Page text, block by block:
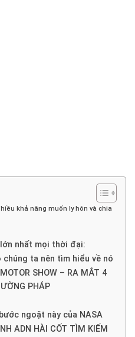
khả năng muốn ly hôn và chia
nhất mọi thời đại:
chúng ta nên tìm hiểu về nó
SHOW – RA MẮT 4
PHÁP
ngoặt này của NASA
ADN HÀI CỐT TÌM KIẾM